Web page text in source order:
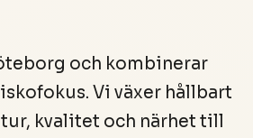
och kombinerar
Vi växer hållbart
kvalitet och närhet till